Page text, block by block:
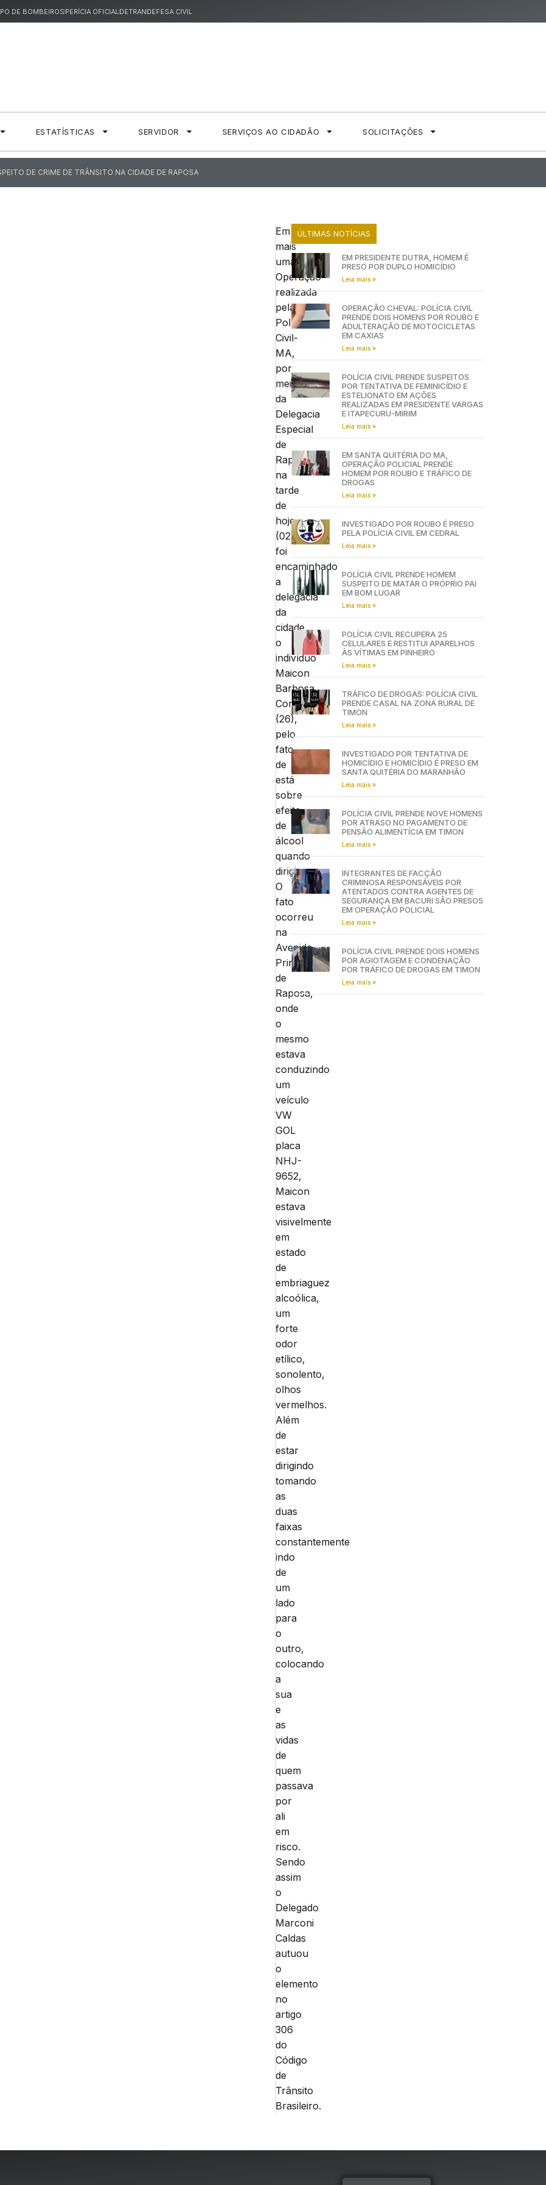
DE BOMBEIROSPERÍCIA OFICIALDETRANDEFESA CIVIL
ESTATÍSTICAS SERVIDOR SERVIÇOS AO CIDADÃO SOLICITAÇÕES
DE CRIME DE TRÂNSITO NA CIDADE DE RAPOSA
Em
mais
uma
Operação
realizada
pela
Polícia
Civil-
MA,
por
meio
da
Delegacia
Especial
de
Raposa
na
tarde
de
hoje
(02),
foi
encaminhado
a
delegacia
da
cidade
o
indivíduo
Maicon
Barbosa
Correia
(26),
pelo
fato
de
está
sobre
efeito
de
álcool
quando
dirigia.
O
fato
ocorreu
na
Avenida
Principal
de
Raposa,
onde
o
mesmo
estava
conduzindo
um
veículo
VW
GOL
placa
NHJ-
9652,
Maicon
estava
visivelmente
em
estado
de
embriaguez
alcoólica,
um
forte
odor
etílico,
sonolento,
olhos
vermelhos.
Além
de
estar
dirigindo
tomando
as
duas
faixas
constantemente
indo
de
um
lado
para
o
outro,
colocando
a
sua
e
as
vidas
de
quem
passava
por
ali
em
risco.
Sendo
assim
o
Delegado
Marconi
Caldas
autuou
o
elemento
no
artigo
306
do
Código
de
Trânsito
Brasileiro.
ÚLTIMAS NOTÍCIAS
EM PRESIDENTE DUTRA, HOMEM É
PRESO POR DUPLO HOMICÍDIO
Leia mais »
OPERAÇÃO CHEVAL: POLÍCIA CIVIL
PRENDE DOIS HOMENS POR ROUBO E
ADULTERAÇÃO DE MOTOCICLETAS
EM CAXIAS
Leia mais »
POLÍCIA CIVIL PRENDE SUSPEITOS
POR TENTATIVA DE FEMINICÍDIO E
ESTELIONATO EM AÇÕES
REALIZADAS EM PRESIDENTE VARGAS
E ITAPECURU-MIRIM
Leia mais »
EM SANTA QUITÉRIA DO MA,
OPERAÇÃO POLICIAL PRENDE
HOMEM POR ROUBO E TRÁFICO DE
DROGAS
Leia mais »
INVESTIGADO POR ROUBO É PRESO
PELA POLÍCIA CIVIL EM CEDRAL
Leia mais »
POLÍCIA CIVIL PRENDE HOMEM
SUSPEITO DE MATAR O PRÓPRIO PAI
EM BOM LUGAR
Leia mais »
POLÍCIA CIVIL RECUPERA 25
CELULARES E RESTITUI APARELHOS
ÀS VÍTIMAS EM PINHEIRO
Leia mais »
TRÁFICO DE DROGAS: POLÍCIA CIVIL
PRENDE CASAL NA ZONA RURAL DE
TIMON
Leia mais »
INVESTIGADO POR TENTATIVA DE
HOMICÍDIO E HOMICÍDIO É PRESO EM
SANTA QUITÉRIA DO MARANHÃO
Leia mais »
POLÍCIA CIVIL PRENDE NOVE HOMENS
POR ATRASO NO PAGAMENTO DE
PENSÃO ALIMENTÍCIA EM TIMON
Leia mais »
INTEGRANTES DE FACÇÃO
CRIMINOSA RESPONSÁVEIS POR
ATENTADOS CONTRA AGENTES DE
SEGURANÇA EM BACURI SÃO PRESOS
EM OPERAÇÃO POLICIAL
Leia mais »
POLÍCIA CIVIL PRENDE DOIS HOMENS
POR AGIOTAGEM E CONDENAÇÃO
POR TRÁFICO DE DROGAS EM TIMON
Leia mais »